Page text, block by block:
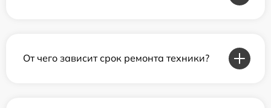
От чего зависит срок ремонта техники?